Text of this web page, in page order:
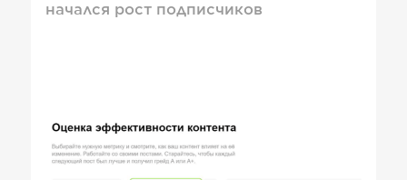
начался рост подписчиков